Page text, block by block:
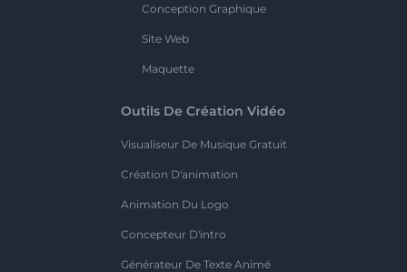
Conception Graphique
Site Web
Maquette
Outils De Création Vidéo
Visualiseur De Musique Gratuit
Création D'animation
Animation Du Logo
Concepteur D'intro
Générateur De Texte Animé